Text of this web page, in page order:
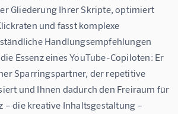
Gliederung Ihrer Skripte, optimiert
und fasst komplexe
Handlungsempfehlungen
Essenz eines YouTube-Copiloten: Er
Sparringspartner, der repetitive
und Ihnen dadurch den Freiraum für
– die kreative Inhaltsgestaltung –